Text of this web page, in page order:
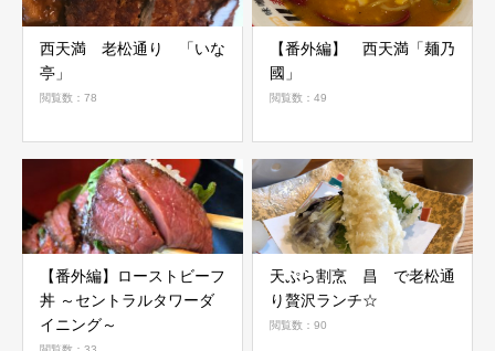
西天満 老松通り 「いな
亭」
閲覧数：78
【番外編】 西天満「麺乃
國」
閲覧数：49
【番外編】ローストビーフ
丼 ～セントラルタワーダ
イニング～
天ぷら割烹 昌 で老松通
り贅沢ランチ☆
閲覧数：90